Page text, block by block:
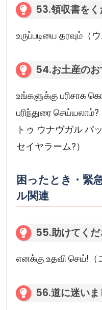
53.領収書を
உருப்படியை தரவும்（
54.お土産の
உங்களுக்கு பரிசாக
பரிந்துரை
トゥ ウナヴガル パ
セイヤラーム?）
困ったとき・緊
ル関連
55.助けてくだ
எனக்கு உதவி செய்!（
56.道に迷いま